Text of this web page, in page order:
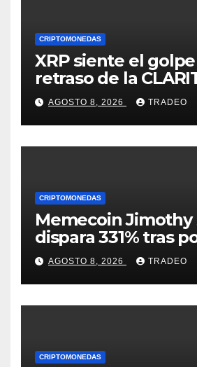
CRIPTOMONEDAS
XRP siente el
retraso de la
¿Podrá mantenerse
encima de $1?
AGOSTO 8, 2026 TRADEO
CRIPTOMONEDAS
Memecoin Jimothy
dispara 331% tras
Elon Musk sobre un
mapache
AGOSTO 8, 2026 TRADEO
CRIPTOMONEDAS